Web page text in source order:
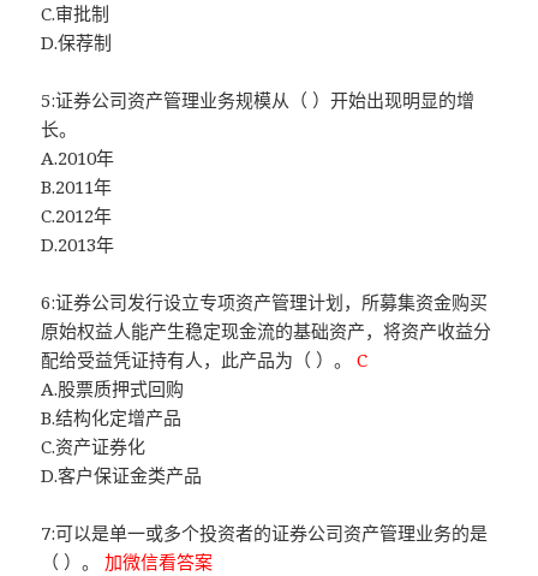
C.审批制
D.保荐制
5:证券公司资产管理业务规模从（ ）开始出现明显的增
长。
A.2010年
B.2011年
C.2012年
D.2013年
6:证券公司发行设立专项资产管理计划，所募集资金购买
原始权益人能产生稳定现金流的基础资产，将资产收益分
配给受益凭证持有人，此产品为（ ）。C
A.股票质押式回购
B.结构化定增产品
C.资产证券化
D.客户保证金类产品
7:可以是单一或多个投资者的证券公司资产管理业务的是
（ ）。加微信看答案